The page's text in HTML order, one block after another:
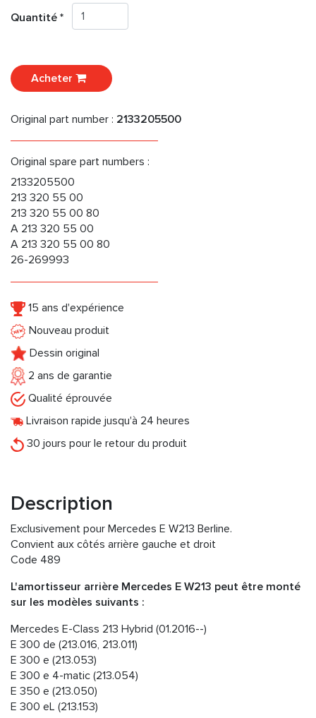
Quantité *
Acheter
Original part number : 2133205500
Original spare part numbers :
2133205500
213 320 55 00
213 320 55 00 80
A 213 320 55 00
A 213 320 55 00 80
26-269993
15 ans d'expérience
Nouveau produit
Dessin original
2 ans de garantie
Qualité éprouvée
Livraison rapide jusqu'à 24 heures
30 jours pour le retour du produit
Description
Exclusivement pour Mercedes E W213 Berline.
Convient aux côtés arrière gauche et droit
Code 489
L'amortisseur arrière Mercedes E W213 peut être monté
sur les modèles suivants :
Mercedes E-Class 213 Hybrid (01.2016--)
E 300 de (213.016, 213.011)
E 300 e (213.053)
E 300 e 4-matic (213.054)
E 350 e (213.050)
E 300 eL (213.153)